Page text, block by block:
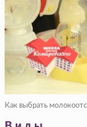
Как выбрать